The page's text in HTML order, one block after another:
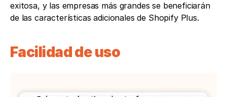
exitosa, y las empresas más grandes se beneficiarán
de las características adicionales de Shopify Plus.
Facilidad de uso